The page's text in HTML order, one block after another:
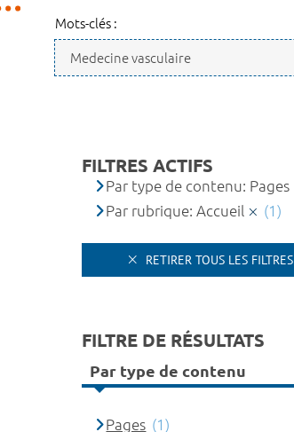
Mots-clés :
FILTRES ACTIFS
Par type de contenu: Pages
Par rubrique: Accueil
(1)
RETIRER TOUS LES FILTRES
FILTRE DE RÉSULTATS
Par type de contenu
Pages (1)